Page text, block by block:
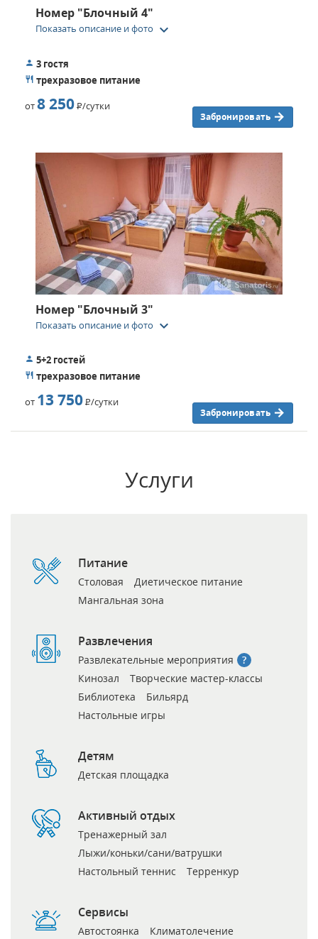
Номер "Блочный 4"
Показать описание и фото keyboard_arrow_down
3 гостя
трехразовое питание
от8 250Р/сутки
Забронировать
Номер "Блочный 3"
Показать описание и фото keyboard_arrow_down
5+2 гостей
трехразовое питание
от 13 750Р/сутки
Забронировать
Услуги
Питание
Столовая
Диетическое питание
Мангальная зона
Развлечения
Развлекательные мероприятия
Кинозал
Творческие мастер-классы
Библиотека
Бильярд
Настольные игры
Детям
Детская площадка
Активный отдых
Тренажерный зал
Лыжи/коньки/сани/ватрушки
Настольный теннис
Терренкур
Сервисы
Автостоянка
Климатолечение